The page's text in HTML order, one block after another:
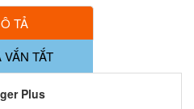
TẢ
VẮN TẮT
Plus